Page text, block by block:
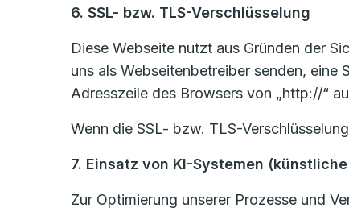
6. SSL- bzw. TLS-Verschlüsselung
Diese Webseite nutzt aus Gründen der
uns als Webseitenbetreiber senden, eine
Adresszeile des Browsers von „http://“
Wenn die SSL- bzw. TLS-
7. Einsatz von KI-Systemen
Zur Optimierung unserer Prozesse und